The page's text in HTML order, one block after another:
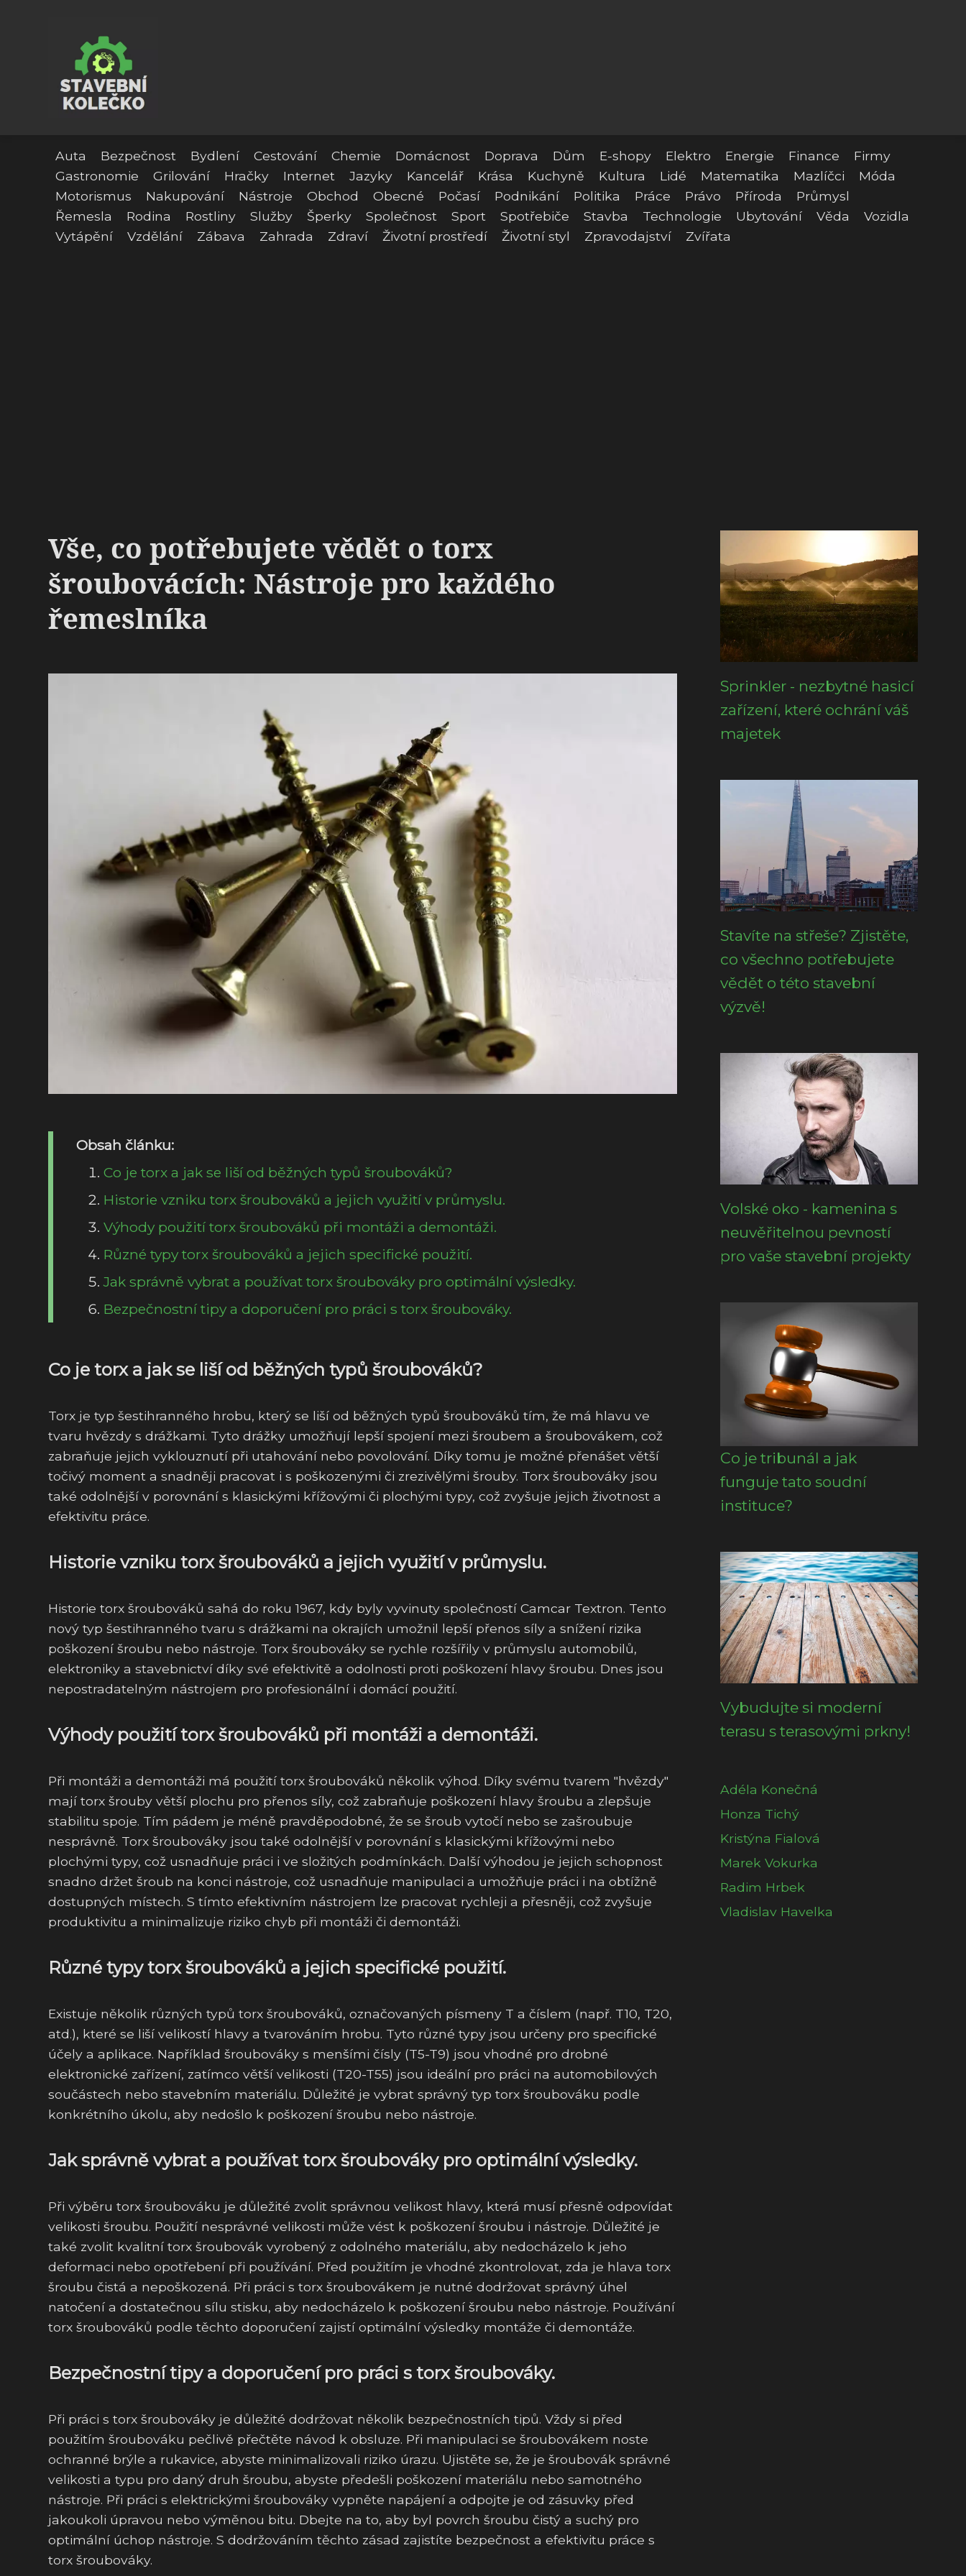
Auta Bezpečnost Bydlení Cestování Chemie Domácnost Doprava Dům E-shopy Elektro Energie Finance
Firmy
Gastronomie
Grilování Hračky Internet Jazyky Kancelář Krása Kuchyně Kultura Lidé Matematika Mazlíčci
Móda
Motorismus
Nakupování Nástroje Obchod Obecné Počasí Podnikání Politika Práce Právo Příroda
Průmysl
Řemesla
Rodina Rostliny Služby Šperky Společnost Sport Spotřebiče Stavba Technologie Ubytování Věda
Vozidla
Vytápění
Vzdělání Zábava Zahrada Zdraví Životní prostředí Životní styl Zpravodajství Zvířata
Vše, co potřebujete vědět o torx
šroubovácích: Nástroje pro každého
řemeslníka
Obsah článku:
Co je torx a jak se liší od běžných typů šroubováků?
Historie vzniku torx šroubováků a jejich využití v průmyslu.
Výhody použití torx šroubováků při montáži a demontáži.
Různé typy torx šroubováků a jejich specifické použití.
Jak správně vybrat a používat torx šroubováky pro optimální výsledky.
Bezpečnostní tipy a doporučení pro práci s torx šroubováky.
Co je torx a jak se liší od běžných typů šroubováků?
Torx je typ šestihranného hrobu, který se liší od běžných typů šroubováků tím, že má hlavu ve
tvaru hvězdy s drážkami. Tyto drážky umožňují lepší spojení mezi šroubem a šroubovákem, což
zabraňuje jejich vyklouznutí při utahování nebo povolování. Díky tomu je možné přenášet větší
točivý moment a snadněji pracovat i s poškozenými či zrezivělými šrouby. Torx šroubováky jsou
také odolnější v porovnání s klasickými křížovými či plochými typy, což zvyšuje jejich životnost a
efektivitu práce.
Historie vzniku torx šroubováků a jejich využití v průmyslu.
Historie torx šroubováků sahá do roku 1967, kdy byly vyvinuty společností Camcar Textron. Tento
nový typ šestihranného tvaru s drážkami na okrajích umožnil lepší přenos síly a snížení rizika
poškození šroubu nebo nástroje. Torx šroubováky se rychle rozšířily v průmyslu automobilů,
elektroniky a stavebnictví díky své efektivitě a odolnosti proti poškození hlavy šroubu. Dnes jsou
nepostradatelným nástrojem pro profesionální i domácí použití.
Výhody použití torx šroubováků při montáži a demontáži.
Při montáži a demontáži má použití torx šroubováků několik výhod. Díky svému tvarem "hvězdy"
mají torx šrouby větší plochu pro přenos síly, což zabraňuje poškození hlavy šroubu a zlepšuje
stabilitu spoje. Tím pádem je méně pravděpodobné, že se šroub vytočí nebo se zašroubuje
nesprávně. Torx šroubováky jsou také odolnější v porovnání s klasickými křížovými nebo
plochými typy, což usnadňuje práci i ve složitých podmínkách. Další výhodou je jejich schopnost
snadno držet šroub na konci nástroje, což usnadňuje manipulaci a umožňuje práci i na obtížně
dostupných místech. S tímto efektivním nástrojem lze pracovat rychleji a přesněji, což zvyšuje
produktivitu a minimalizuje riziko chyb při montáži či demontáži.
Různé typy torx šroubováků a jejich specifické použití.
Existuje několik různých typů torx šroubováků, označovaných písmeny T a číslem (např. T10, T20,
atd.), které se liší velikostí hlavy a tvarováním hrobu. Tyto různé typy jsou určeny pro specifické
účely a aplikace. Například šroubováky s menšími čísly (T5-T9) jsou vhodné pro drobné
elektronické zařízení, zatímco větší velikosti (T20-T55) jsou ideální pro práci na automobilových
součástech nebo stavebním materiálu. Důležité je vybrat správný typ torx šroubováku podle
konkrétního úkolu, aby nedošlo k poškození šroubu nebo nástroje.
Jak správně vybrat a používat torx šroubováky pro optimální výsledky.
Při výběru torx šroubováku je důležité zvolit správnou velikost hlavy, která musí přesně odpovídat
velikosti šroubu. Použití nesprávné velikosti může vést k poškození šroubu i nástroje. Důležité je
také zvolit kvalitní torx šroubovák vyrobený z odolného materiálu, aby nedocházelo k jeho
deformaci nebo opotřebení při používání. Před použitím je vhodné zkontrolovat, zda je hlava torx
šroubu čistá a nepoškozená. Při práci s torx šroubovákem je nutné dodržovat správný úhel
natočení a dostatečnou sílu stisku, aby nedocházelo k poškození šroubu nebo nástroje. Používání
torx šroubováků podle těchto doporučení zajistí optimální výsledky montáže či demontáže.
Bezpečnostní tipy a doporučení pro práci s torx šroubováky.
Při práci s torx šroubováky je důležité dodržovat několik bezpečnostních tipů. Vždy si před
použitím šroubováku pečlivě přečtěte návod k obsluze. Při manipulaci se šroubovákem noste
ochranné brýle a rukavice, abyste minimalizovali riziko úrazu. Ujistěte se, že je šroubovák správné
velikosti a typu pro daný druh šroubu, abyste předešli poškození materiálu nebo samotného
nástroje. Při práci s elektrickými šroubováky vypněte napájení a odpojte je od zásuvky před
jakoukoli úpravou nebo výměnou bitu. Dbejte na to, aby byl povrch šroubu čistý a suchý pro
optimální úchop nástroje. S dodržováním těchto zásad zajistíte bezpečnost a efektivitu práce s
torx šroubováky.
Sprinkler - nezbytné hasicí
zařízení, které ochrání váš
majetek
Stavíte na střeše? Zjistěte,
co všechno potřebujete
vědět o této stavební
výzvě!
Volské oko - kamenina s
neuvěřitelnou pevností
pro vaše stavební projekty
Co je tribunál a jak
funguje tato soudní
instituce?
Vybudujte si moderní
terasu s terasovými prkny!
Adéla Konečná
Honza Tichý
Kristýna Fialová
Marek Vokurka
Radim Hrbek
Vladislav Havelka